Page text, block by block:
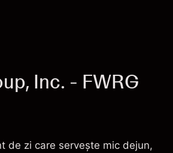
Inc. - FWRG
de zi care servește mic dejun,